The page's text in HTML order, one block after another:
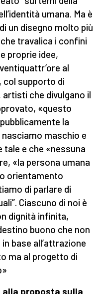
umana. Ma è
un disegno molto più
travalica i confini
proprie idee,
al
col supporto di
che divulgano il
«questo
la
maschio e
e che «nessuna
«la persona umana
orientamento
di parlare di
Ciascuno di noi è
dignità infinita,
buono che non
base all’attrazione
ma al progetto di
proposta sulla